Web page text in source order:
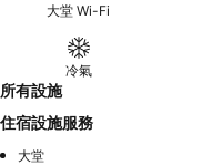
大堂 Wi-Fi
冷氣
所有設施
住宿設施服務
大堂